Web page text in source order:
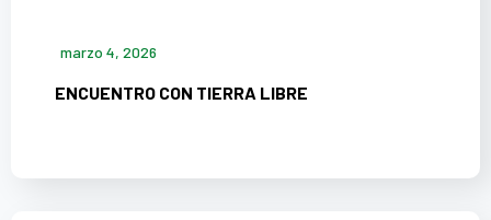
marzo 4, 2026
ENCUENTRO CON TIERRA LIBRE